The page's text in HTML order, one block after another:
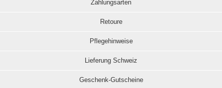
Zahlungsarten
Retoure
Pflegehinweise
Lieferung Schweiz
Geschenk-Gutscheine